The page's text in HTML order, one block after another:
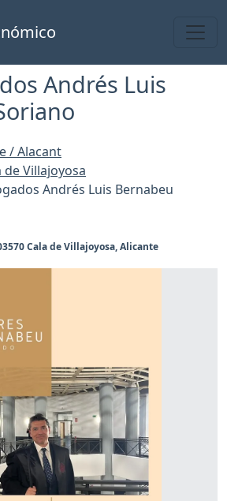
Andrés Luis
/ Alacant
de Villajoyosa
Andrés Luis Bernabeu
Cala de Villajoyosa, Alicante